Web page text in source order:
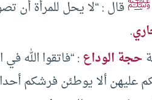
قال : “لا يحل للمرأة أن
.
حجة الوداع: “فاتقوا الله
عليهن ألا يوطئن فرشكم